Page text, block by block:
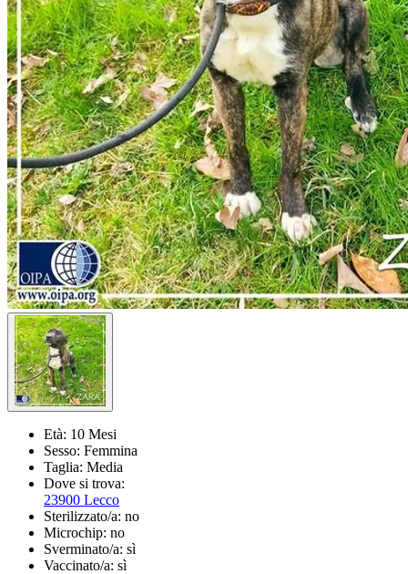
Età: 10 Mesi
Sesso: Femmina
Taglia: Media
Dove si trova:
23900 Lecco
Sterilizzato/a: no
Microchip: no
Sverminato/a: sì
Vaccinato/a: sì